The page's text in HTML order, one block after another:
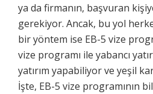
ya da firmanın, başvuran
gerekiyor. Ancak, bu yol
bir yöntem ise EB-5 vize
vize programı ile yabancı
yatırım yapabiliyor ve yeşil
İşte, EB-5 vize programının